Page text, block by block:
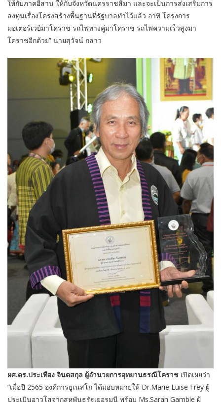
ให้กับภาคอีสาน ให้กับจังหวัดนครราชสีมา และจะเป็นการส่งเสริมการ
ลงทุนเรื่องโครงสร้างพื้นฐานที่รัฐบาลทำไว้แล้ว อาทิ โครงการ
มอเตอร์เวย์มาโคราช รถไฟทางคู่มาโคราช รถไฟความเร็วสูงมา
โคราชอีกด้วย” นายสุวัจน์ กล่าว
ผศ.ดร.ประเทือง จินตสกุล ผู้อำนวยการอุทยานธรณีโคราช เปิดเผยว่า
“เมื่อปี 2565 องค์การยูเนสโก ได้มอบหมายให้ Dr.Marie Luise Frey ผู้
ประเมินอาวุโสจากสหพันธรัฐเยอรมนี พร้อม Ms.Sarah Gamble ผู้